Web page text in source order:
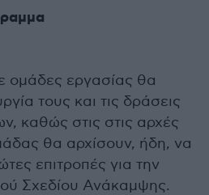
ομάδες εργασίας θα
τους και τις δράσεις
καθώς στις στις αρχές
θα αρχίσουν, ήδη, να
επιτροπές για την
Σχεδίου Ανάκαμψης.